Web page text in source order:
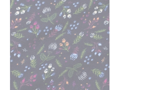
Секретная рассылка от Купава